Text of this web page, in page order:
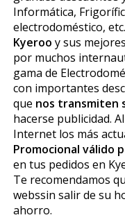
Informática,
electrodoméstico,
Kyeroo y sus
por muchos
gama de
con importantes
que nos transmiten
hacerse publicidad.
Internet los más
Promocional válido
en tus pedidos en
Te recomendamos
webssin salir de su
ahorro.